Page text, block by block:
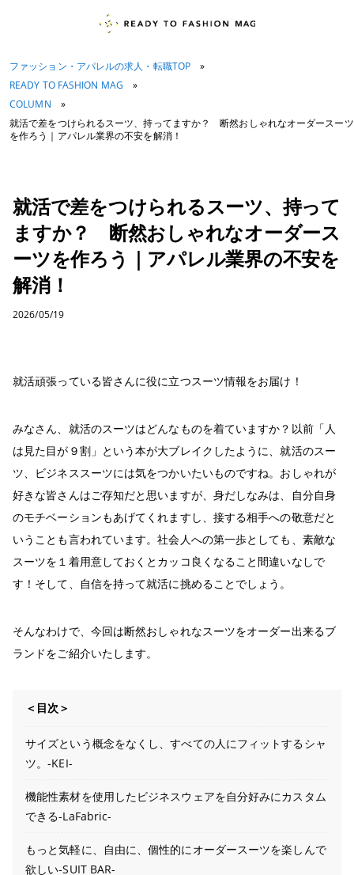
ファッション・アパレルの求人・転職TOP
»
READY TO FASHION MAG
»
COLUMN
»
就活で差をつけられるスーツ、持ってますか？ 断然おしゃれなオーダースーツ
を作ろう｜アパレル業界の不安を解消！
就活で差をつけられるスーツ、持って
ますか？ 断然おしゃれなオーダース
ーツを作ろう｜アパレル業界の不安を
解消！
2026/05/19
就活頑張っている皆さんに役に立つスーツ情報をお届け！
みなさん、就活のスーツはどんなものを着ていますか？以前「人
は見た目が９割」という本が大ブレイクしたように、就活のスー
ツ、ビジネススーツには気をつかいたいものですね。おしゃれが
好きな皆さんはご存知だと思いますが、身だしなみは、自分自身
のモチベーションもあげてくれますし、接する相手への敬意だと
いうことも言われています。社会人への第一歩としても、素敵な
スーツを１着用意しておくとカッコ良くなること間違いなしで
す！そして、自信を持って就活に挑めることでしょう。
そんなわけで、今回は断然おしゃれなスーツをオーダー出来るブ
ランドをご紹介いたします。
＜目次＞
サイズという概念をなくし、すべての人にフィットするシャ
ツ。-KEI-
機能性素材を使用したビジネスウェアを自分好みにカスタム
できる-LaFabric-
もっと気軽に、自由に、個性的にオーダースーツを楽しんで
欲しい-SUIT BAR-